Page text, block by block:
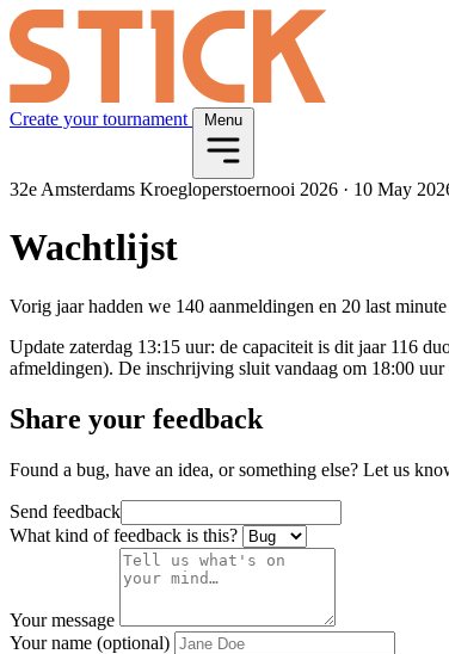
Create your tournament Menu
32e Amsterdams Kroegloperstoernooi 2026 · 10 May
Wachtlijst
Vorig jaar hadden we 140 aanmeldingen en 20 last
Update zaterdag 13:15 uur: de capaciteit is dit jaar 116
afmeldingen). De inschrijving sluit vandaag om 18:00
Share your feedback
Found a bug, have an idea, or something else? Let us
Send feedback
What kind of feedback is this?
Your message
Your name (optional)